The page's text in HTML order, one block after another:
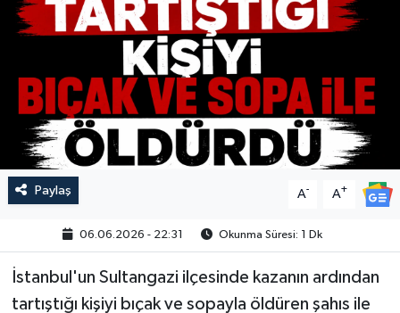
Paylaş A- A+
06.06.2026 - 22:31 Okunma Süresi: 1 Dk
İstanbul'un Sultangazi ilçesinde kazanın ardından
tartıştığı kişiyi bıçak ve sopayla öldüren şahıs ile